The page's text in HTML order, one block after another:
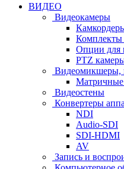
ВИДЕО
Видеокамеры
Комплекты
Опции для
PTZ
Видеомикшеры,
Видеостены
Конвертеры
NDI
Audio-SDI
SDI-HDMI
AV
Запись и